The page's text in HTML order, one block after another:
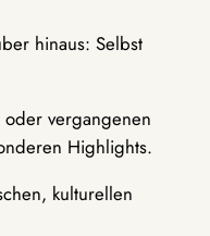
hinaus: Selbst
vergangenen
Highlights.
kulturellen